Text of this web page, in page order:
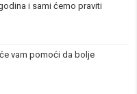
i sami ćemo praviti
vam pomoći da bolje